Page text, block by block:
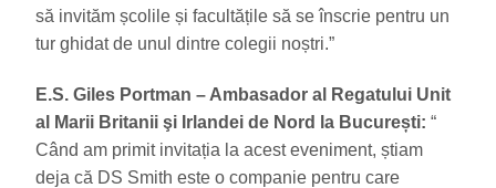
să invităm școlile și facultățile să se înscrie pentru un
tur ghidat de unul dintre colegii noștri.”
E.S. Giles Portman – Ambasador al Regatului Unit
al Marii Britanii şi Irlandei de Nord la București: “
Când am primit invitația la acest eveniment, știam
deja că DS Smith este o companie pentru care